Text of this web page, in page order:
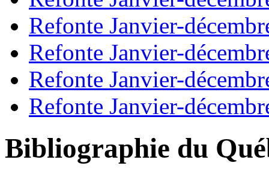
Refonte Janvier-
Refonte Janvier-
Refonte Janvier-
Refonte Janvier-
Bibliographie du